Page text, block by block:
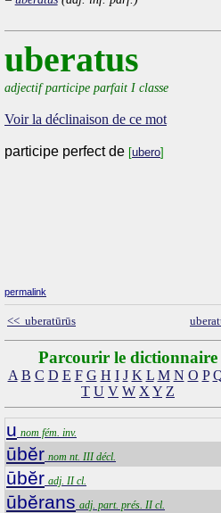
uberatus
adjectif participe parfait I classe
Voir la déclinaison de ce mot
participe perfect de [ubero]
permalink
<< uberatūrūs
Parcourir le dictionnaire
A B C D E F G H I J K L M N O P
T U V W X Y Z
u nom fém. inv.
ūbĕr nom nt. III décl.
ūbĕr adj. II cl.
ūbĕrans adj. part. prés. II cl.